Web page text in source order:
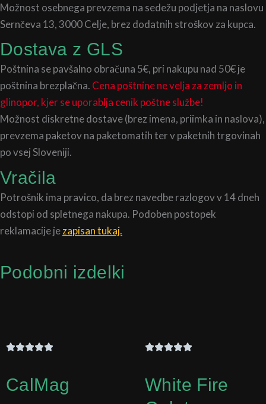
Možnost osebnega prevzema na sedežu podjetja na naslovu
Sernčeva 13, 3000 Celje, brez dodatnih stroškov za kupca.
Dostava z GLS
Poštnina se pavšalno obračuna 5€, pri nakupu nad 50€ je
poštnina brezplačna. Cena poštnine ne velja za zemljo in
glinopor, kjer se uporablja cenik poštne službe!
Možnost diskretne dostave (brez imena, priimka in naslova),
prevzema paketov na paketomatih ter v paketnih trgovinah
po vsej Sloveniji.
Vračila
Potrošnik ima pravico, da brez navedbe razlogov v 14 dneh
odstopi od spletnega nakupa. Podoben postopek
reklamacije jezapisan tukaj.
Podobni izdelki
CalMag
White Fire